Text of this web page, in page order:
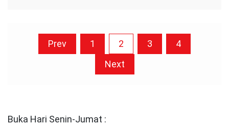
Posts
Prev 1 2 3
4
Next
Buka Hari Senin-Jumat :